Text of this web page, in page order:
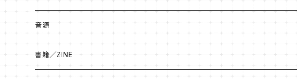
音源
書籍／ZINE